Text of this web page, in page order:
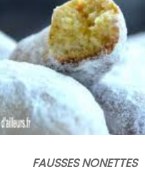
FAUSSES NONETTES